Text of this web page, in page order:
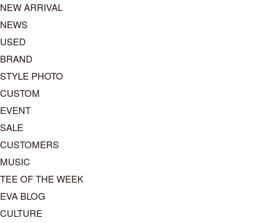
NEW ARRIVAL
NEWS
USED
BRAND
STYLE PHOTO
CUSTOM
EVENT
SALE
CUSTOMERS
MUSIC
TEE OF THE WEEK
EVA BLOG
CULTURE